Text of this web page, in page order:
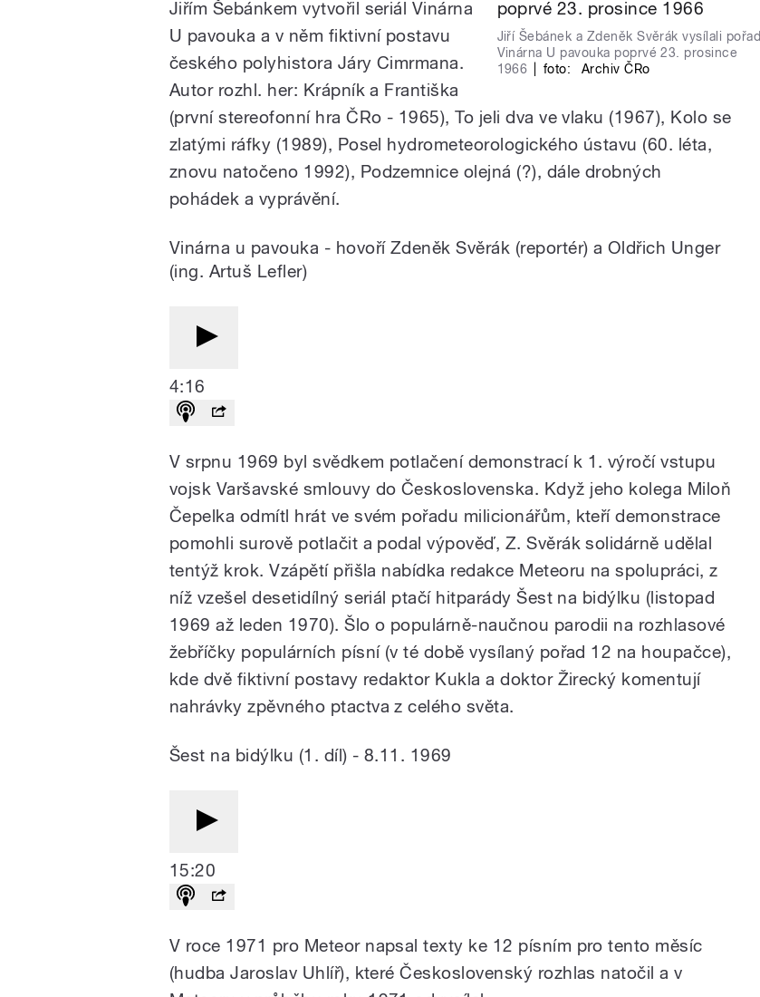
Jiří Šebánek a Zdeněk Svěrák vysílali pořad
Vinárna U pavouka poprvé 23. prosince
1966
foto: Archiv ČRo
Jiřím Šebánkem vytvořil seriál Vinárna
U pavouka a v něm fiktivní postavu
českého polyhistora Járy Cimrmana.
Autor rozhl. her: Krápník a Františka
(první stereofonní hra ČRo - 1965), To jeli dva ve vlaku (1967), Kolo se
zlatými ráfky (1989), Posel hydrometeorologického ústavu (60. léta,
znovu natočeno 1992), Podzemnice olejná (?), dále drobných
pohádek a vyprávění.
Vinárna u pavouka - hovoří Zdeněk Svěrák (reportér) a Oldřich Unger
(ing. Artuš Lefler)
4:16
V srpnu 1969 byl svědkem potlačení demonstrací k 1. výročí vstupu
vojsk Varšavské smlouvy do Československa. Když jeho kolega Miloň
Čepelka odmítl hrát ve svém pořadu milicionářům, kteří demonstrace
pomohli surově potlačit a podal výpověď, Z. Svěrák solidárně udělal
tentýž krok. Vzápětí přišla nabídka redakce Meteoru na spolupráci, z
níž vzešel desetidílný seriál ptačí hitparády Šest na bidýlku (listopad
1969 až leden 1970). Šlo o populárně-naučnou parodii na rozhlasové
žebříčky populárních písní (v té době vysílaný pořad 12 na houpačce),
kde dvě fiktivní postavy redaktor Kukla a doktor Žirecký komentují
nahrávky zpěvného ptactva z celého světa.
Šest na bidýlku (1. díl) - 8.11. 1969
15:20
V roce 1971 pro Meteor napsal texty ke 12 písním pro tento měsíc
(hudba Jaroslav Uhlíř), které Československý rozhlas natočil a v